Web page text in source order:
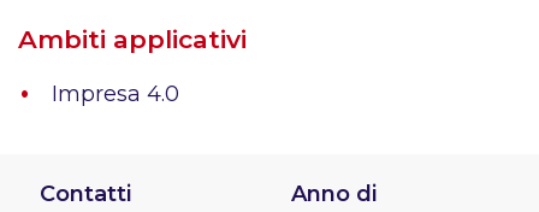
Ambiti applicativi
Impresa 4.0
Contatti
Anno di